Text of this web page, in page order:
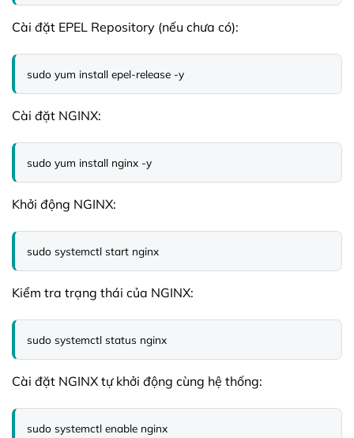
Cài đặt EPEL Repository (nếu chưa có):
sudo yum install epel-release -y
Cài đặt NGINX:
sudo yum install nginx -y
Khởi động NGINX:
sudo systemctl start nginx
Kiểm tra trạng thái của NGINX:
sudo systemctl status nginx
Cài đặt NGINX tự khởi động cùng hệ thống:
sudo systemctl enable nginx